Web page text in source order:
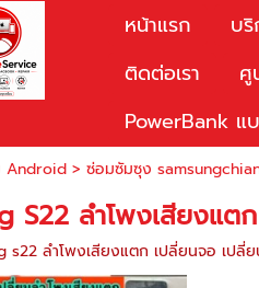
หน้าแรก บ
ติดต่อเรา
ศู
PowerBank แ
Android> ซ่อมซัมซุง
S22 ลำโพงเสียงแต
s22 ลำโพงเสียงแตก เปลี่ยนจอ เปลี่